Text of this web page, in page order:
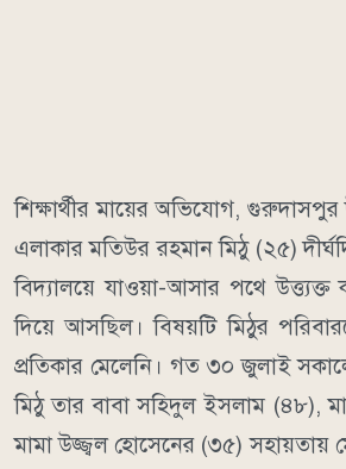
শিক্ষার্থীর মায়ের অভিযোগ,
এলাকার মতিউর রহমান মিঠু (২৫)
বিদ্যালয়ে যাওয়া-আসার পথে উত্ত্যক্ত
দিয়ে আসছিল। বিষয়টি মিঠুর
প্রতিকার মেলেনি। গত ৩০ জুলাই
মিঠু তার বাবা সহিদুল ইসলাম (৪৮),
মামা উজ্জ্বল হোসেনের (৩৫) সহায়তায়